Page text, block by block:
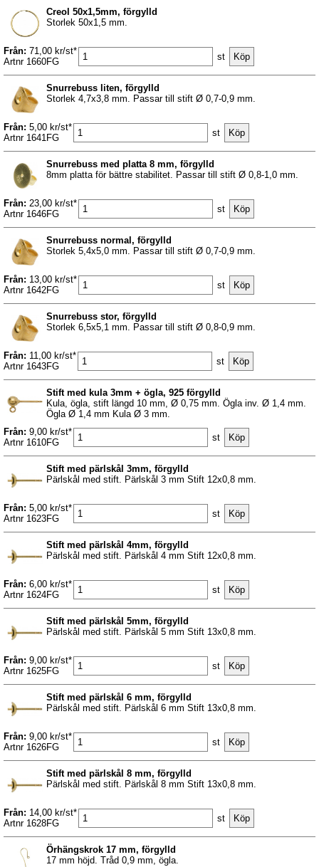
Creol 50x1,5mm, förgylld
Storlek 50x1,5 mm.
Från: 71,00 kr/st*
Artnr 1660FG
st
Snurrebuss liten, förgylld
Storlek 4,7x3,8 mm. Passar till stift Ø 0,7-0,9 mm.
Från: 5,00 kr/st*
Artnr 1641FG
st
Snurrebuss med platta 8 mm, förgylld
8mm platta för bättre stabilitet. Passar till stift Ø 0,8-1,0 mm.
Från: 23,00 kr/st*
Artnr 1646FG
st
Snurrebuss normal, förgylld
Storlek 5,4x5,0 mm. Passar till stift Ø 0,7-0,9 mm.
Från: 13,00 kr/st*
Artnr 1642FG
st
Snurrebuss stor, förgylld
Storlek 6,5x5,1 mm. Passar till stift Ø 0,8-0,9 mm.
Från: 11,00 kr/st*
Artnr 1643FG
st
Stift med kula 3mm + ögla, 925 förgylld
Kula, ögla, stift längd 10 mm, Ø 0,75 mm. Ögla inv. Ø 1,4 mm.
Ögla Ø 1,4 mm Kula Ø 3 mm.
Från: 9,00 kr/st*
Artnr 1610FG
st
Stift med pärlskål 3mm, förgylld
Pärlskål med stift. Pärlskål 3 mm Stift 12x0,8 mm.
Från: 5,00 kr/st*
Artnr 1623FG
st
Stift med pärlskål 4mm, förgylld
Pärlskål med stift. Pärlskål 4 mm Stift 12x0,8 mm.
Från: 6,00 kr/st*
Artnr 1624FG
st
Stift med pärlskål 5mm, förgylld
Pärlskål med stift. Pärlskål 5 mm Stift 13x0,8 mm.
Från: 9,00 kr/st*
Artnr 1625FG
st
Stift med pärlskål 6 mm, förgylld
Pärlskål med stift. Pärlskål 6 mm Stift 13x0,8 mm.
Från: 9,00 kr/st*
Artnr 1626FG
st
Stift med pärlskål 8 mm, förgylld
Pärlskål med stift. Pärlskål 8 mm Stift 13x0,8 mm.
Från: 14,00 kr/st*
Artnr 1628FG
st
Örhängskrok 17 mm, förgylld
17 mm höjd. Tråd 0,9 mm, ögla.